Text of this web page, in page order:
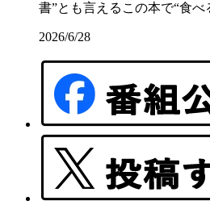
書”とも言えるこの本で“食
2026/6/28